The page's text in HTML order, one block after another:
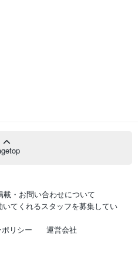
載・お問い合わせについて
てくれるスタッフを募集してい
リシー 運営会社